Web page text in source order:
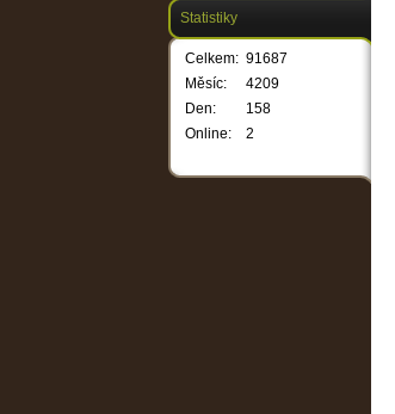
Statistiky
Online: 2
Celkem: 91687
Měsíc:
4209
Den:
158